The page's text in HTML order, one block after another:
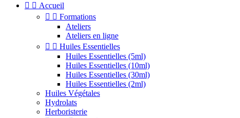
  Accueil
  Formations
Ateliers
Ateliers en ligne
  Huiles Essentielles
Huiles Essentielles (5ml)
Huiles Essentielles (10ml)
Huiles Essentielles (30ml)
Huiles Essentielles (2ml)
Huiles Végétales
Hydrolats
Herboristerie